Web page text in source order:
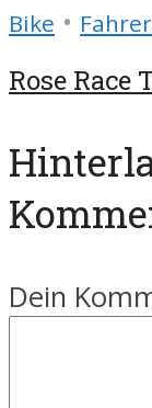
Bike •
Rose
Dein